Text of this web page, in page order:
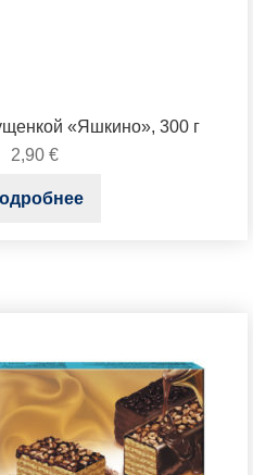
«Яшкино», 300 г
2,90 €